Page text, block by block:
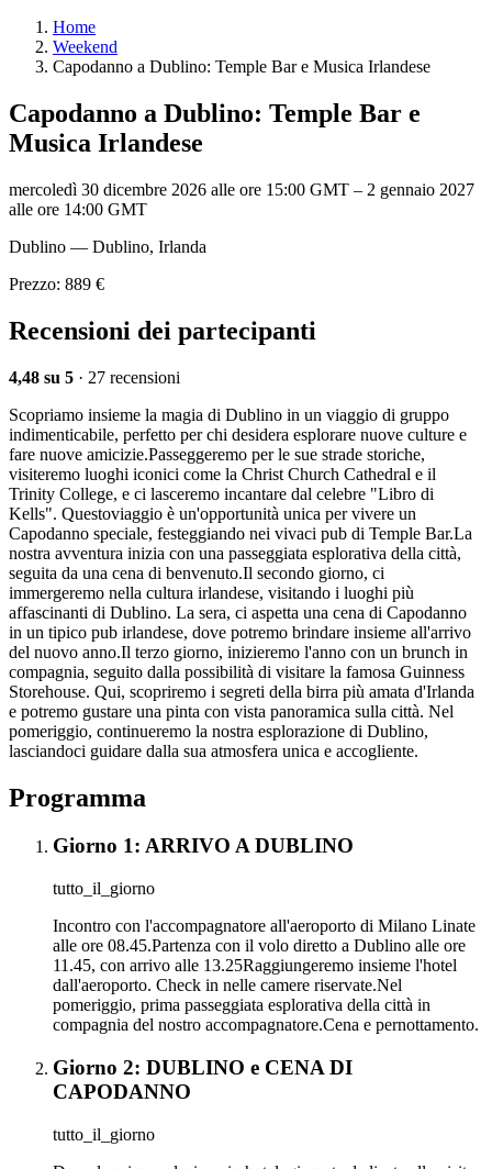
Home
Weekend
Capodanno a Dublino: Temple Bar e Musica Irlandese
Capodanno a Dublino: Temple Bar e
Musica Irlandese
mercoledì 30 dicembre 2026 alle ore 15:00 GMT – 2 gennaio 2027
alle ore 14:00 GMT
Dublino — Dublino, Irlanda
Prezzo: 889 €
Recensioni dei partecipanti
4,48 su 5 · 27 recensioni
Scopriamo insieme la magia di Dublino in un viaggio di gruppo
indimenticabile, perfetto per chi desidera esplorare nuove culture e
fare nuove amicizie.Passeggeremo per le sue strade storiche,
visiteremo luoghi iconici come la Christ Church Cathedral e il
Trinity College, e ci lasceremo incantare dal celebre "Libro di
Kells". Questoviaggio è un'opportunità unica per vivere un
Capodanno speciale, festeggiando nei vivaci pub di Temple Bar.La
nostra avventura inizia con una passeggiata esplorativa della città,
seguita da una cena di benvenuto.Il secondo giorno, ci
immergeremo nella cultura irlandese, visitando i luoghi più
affascinanti di Dublino. La sera, ci aspetta una cena di Capodanno
in un tipico pub irlandese, dove potremo brindare insieme all'arrivo
del nuovo anno.Il terzo giorno, inizieremo l'anno con un brunch in
compagnia, seguito dalla possibilità di visitare la famosa Guinness
Storehouse. Qui, scopriremo i segreti della birra più amata d'Irlanda
e potremo gustare una pinta con vista panoramica sulla città. Nel
pomeriggio, continueremo la nostra esplorazione di Dublino,
lasciandoci guidare dalla sua atmosfera unica e accogliente.
Programma
Giorno 1: ARRIVO A DUBLINO
tutto_il_giorno
Incontro con l'accompagnatore all'aeroporto di Milano Linate
alle ore 08.45.Partenza con il volo diretto a Dublino alle ore
11.45, con arrivo alle 13.25Raggiungeremo insieme l'hotel
dall'aeroporto. Check in nelle camere riservate.Nel
pomeriggio, prima passeggiata esplorativa della città in
compagnia del nostro accompagnatore.Cena e pernottamento.
Giorno 2: DUBLINO e CENA DI
CAPODANNO
tutto_il_giorno